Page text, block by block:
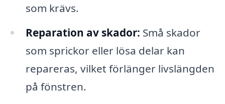
som krävs.
Reparation av skador: Små skador
som sprickor eller lösa delar kan
repareras, vilket förlänger livslängden
på fönstren.